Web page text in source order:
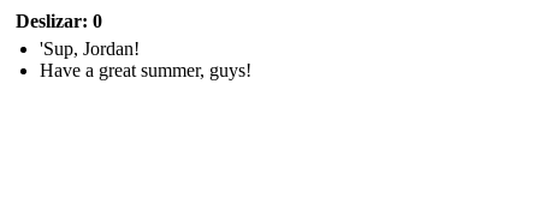
Deslizar: 0
'Sup, Jordan!
Have a great summer, guys!